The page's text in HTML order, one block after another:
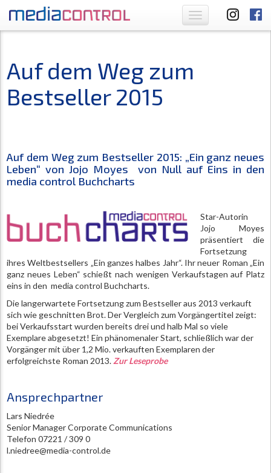
Toggle
navigation
Auf dem Weg zum
Bestseller 2015
Auf dem Weg zum Bestseller 2015: „Ein ganz neues
Leben“ von Jojo Moyes von Null auf Eins in den
media control Buchcharts
Star-Autorin
Jojo Moyes
präsentiert die
Fortsetzung
ihres Weltbestsellers „Ein ganzes halbes Jahr“. Ihr neuer Roman „Ein
ganz neues Leben“ schießt nach wenigen Verkaufstagen auf Platz
eins in den media control Buchcharts.
Die langerwartete Fortsetzung zum Bestseller aus 2013 verkauft
sich wie geschnitten Brot. Der Vergleich zum Vorgängertitel zeigt:
bei Verkaufsstart wurden bereits drei und halb Mal so viele
Exemplare abgesetzt! Ein phänomenaler Start, schließlich war der
Vorgänger mit über 1,2 Mio. verkauften Exemplaren der
erfolgreichste Roman 2013. Zur Leseprobe
Ansprechpartner
Lars Niedrée
Senior Manager Corporate Communications
Telefon 07221 / 309 0
l.niedree@media-control.de